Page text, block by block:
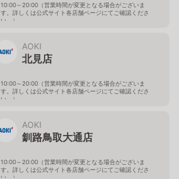
10:00～20:00（営業時間が変更となる場合がございま
す。詳しくは公式サイト各店舗ページにてご確認くださ
い。）
AOKI
北見店
10:00～20:00（営業時間が変更となる場合がございま
す。詳しくは公式サイト各店舗ページにてご確認くださ
い。）
AOKI
釧路鳥取大通店
10:00～20:00（営業時間が変更となる場合がございま
す。詳しくは公式サイト各店舗ページにてご確認くださ
い。）